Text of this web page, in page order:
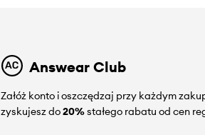
Answear Club
Załóż konto i oszczędzaj przy każdym
zyskujesz do20%stałego rabatu od cen